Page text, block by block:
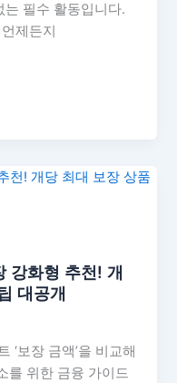
필수 활동입니다.
제든지
강화형 추천! 개
대공개
‘보장 금액’을 비교해
를 위한 금융 가이드